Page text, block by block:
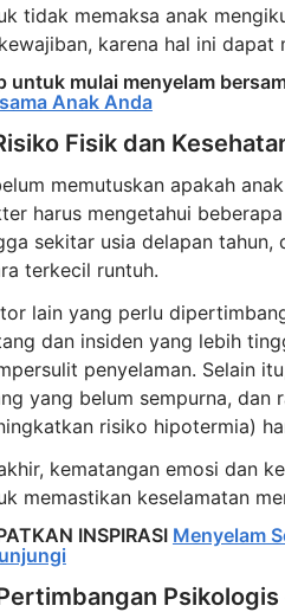
tidak memaksa anak
karena hal ini
untuk mulai menyelam
Anak Anda
Fisik dan
memutuskan apakah
harus mengetahui
sekitar usia delapan
terkecil runtuh.
lain yang perlu
dan insiden yang lebih
penyelaman. Selain
yang belum sempurna, dan
risiko hipotermia)
kematangan emosi dan
memastikan keselamatan
INSPIRASI Menyelam
Psikologis